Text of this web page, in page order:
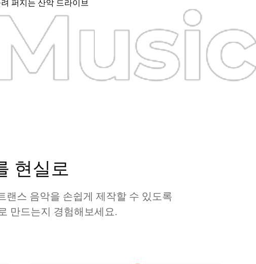
퍼지는 산악 드라이브
현실로
랜스 음악을 손쉽게 제작할 수 있도록
만드는지 경험해보세요.